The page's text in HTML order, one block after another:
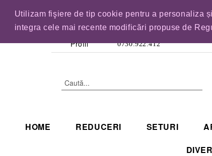
Utilizam fişiere de tip cookie pentru a personaliza
integra cele mai recente modificări propuse de
IN CURAND
Profil 0730.922.412
HOME REDUCERI SETURI